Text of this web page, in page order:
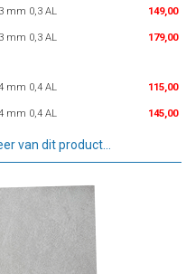
mm 0,3 AL 149,00
mm 0,3 AL 179,00
mm 0,4 AL 115,00
mm 0,4 AL 145,00
van dit product...